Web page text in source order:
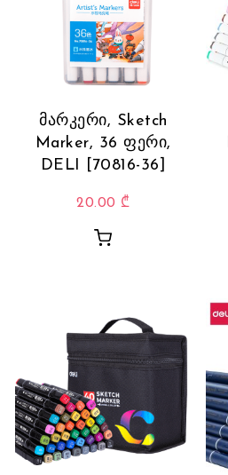
მარკერი, Sketch
Marker, 36 ფერი,
DELI [70816-36]
20.00 ₾